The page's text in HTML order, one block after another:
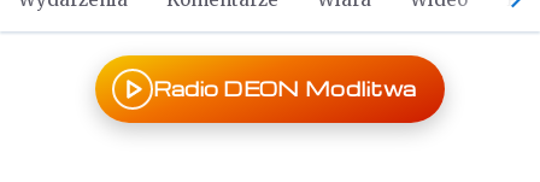
Radio DEON Modlitwa